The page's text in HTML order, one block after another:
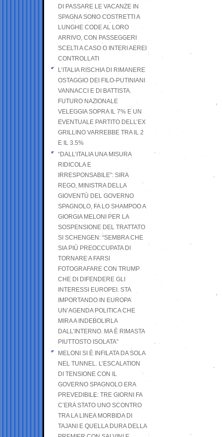
DI PASSARE LE VACANZE IN
SPAGNA SONO COSTRETTI A
LUNGHE CODE AL LORO
ARRIVO, CON PASSEGGERI
SCELTI A CASO O INTERI AEREI
CONTROLLATI
L’ITALIA RISCHIA DI RIMANERE
OSTAGGIO DEI FILO-PUTINIANI
VANNACCI E DI BATTISTA.
FUTURO NAZIONALE
VELEGGIA SOPRA IL 7% E UN
EVENTUALE PARTITO DELL’EX
GRILLINO VARREBBE TRA IL 2
E IL 3.5%
“DALL’ITALIA UNA MISURA
RIDICOLA E
IRRESPONSABILE”: SIRA
REGO, MINISTRA DELLA
GIOVENTÙ DEL GOVERNO
SPAGNOLO, FA LO SHAMPOO A
GIORGIA MELONI PER LA
SOSPENSIONE DEL TRATTATO
SI SCHENGEN: “SEMBRA CHE
SIA PIÙ PREOCCUPATA DI
TORNARE A FARSI
FOTOGRAFARE CON TRUMP
CHE DI DIFENDERE GLI
INTERESSI EUROPEI. STA
IMPORTANDO IN EUROPA
UN’AGENDA POLITICA CHE
MIRA A INDEBOLIRLA
DALL’INTERNO. MA È RIMASTA
PIUTTOSTO ISOLATA”
MELONI SI È INFILATA DA SOLA
NEL TUNNEL. L’ESCALATION
DI TENSIONE CON IL
GOVERNO SPAGNOLO ERA
PREVEDIBILE: TRE GIORNI FA
C’ERA STATO UNO SCONTRO
TRA LA LINEA MORBIDA DI
TAJANI E QUELLA DURA DELLA